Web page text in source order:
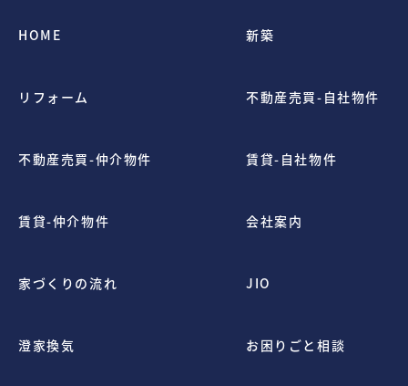
HOME 新築
リフォーム 不動産売買-自社物件
不動産売買-仲介物件 賃貸-自社物件
賃貸-仲介物件 会社案内
家づくりの流れ JIO
澄家換気 お困りごと相談